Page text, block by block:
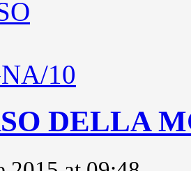
DELLA